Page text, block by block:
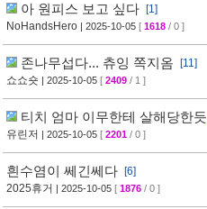
아 원피스 보고 싶다
[1]
NoHandsHero | 2025-10-05 [ 1618 / 0 ]
존나무섭다... 츄잉 쪽지옴
[11]
쇼쇼숏 | 2025-10-05 [ 2409 / 1 ]
티치 엄마 이무한테 살해당한듯
유린저
| 2025-10-05 [ 2201 / 0 ]
흰수염이 쎄긴쎄다
[6]
2025휴거
| 2025-10-05 [ 1876 / 0 ]